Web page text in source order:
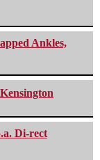
Ankles,
Di-rect